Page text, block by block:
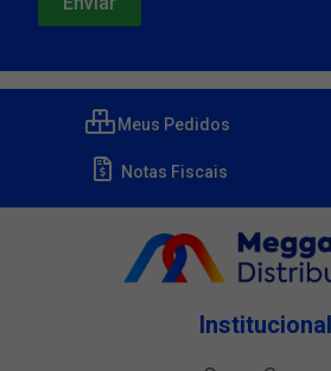
Meus Pedidos
Notas Fiscais
Institucional